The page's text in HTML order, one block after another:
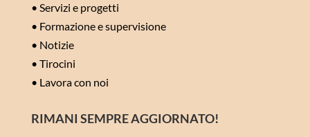
• Servizi e progetti
• Formazione e supervisione
• Notizie
• Tirocini
• Lavora con noi
RIMANI SEMPRE AGGIORNATO!